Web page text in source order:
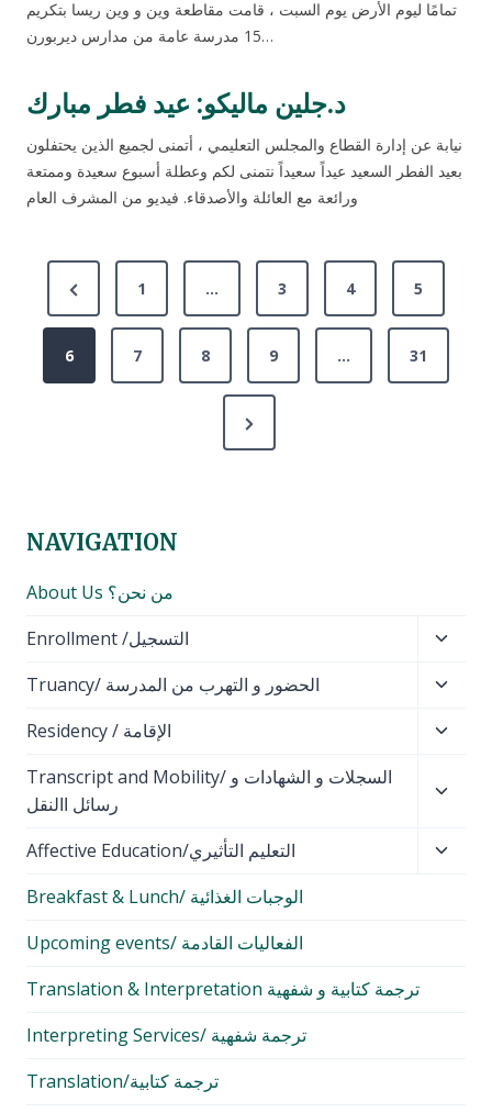
تمامًا ليوم الأرض يوم السبت ، قامت مقاطعة وين و وين ريسا بتكريم
15 مدرسة عامة من مدارس ديربورن…
د.جلين ماليكو: عيد فطر مبارك
نيابة عن إدارة القطاع والمجلس التعليمي ، أتمنى لجميع الذين يحتفلون
بعيد الفطر السعيد عيداً سعيداً نتمنى لكم وعطلة أسبوع سعيدة وممتعة
ورائعة مع العائلة والأصدقاء. فيديو من المشرف العام
a
t
i
P
r
e
v
a
g
1 … 3 4 5
6 7 8 9 … 31
N
e
NAVIGATION
About Us من نحن؟
Enrollment /التسجيل
menu
Truancy/ الحضور و التهرب من المدرسة
menu
Residency / الإقامة
menu
Transcript and Mobility/ السجلات و الشهادات و
رسائل االنقل
child
Affective Education/التعليم التأثيري
Breakfast & Lunch/ الوجبات الغذائية
Upcoming events/ الفعاليات القادمة
Translation & Interpretation ترجمة كتابية و شفهية
Interpreting Services/ ترجمة شفهية
Translation/ترجمة كتابية